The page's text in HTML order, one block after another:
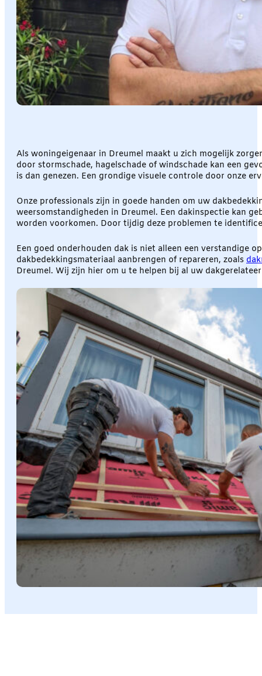
Als woningeigenaar in Dreumel maakt u zich mogelijk
door stormschade, hagelschade of windschade kan een
is dan genezen. Een grondige visuele controle door onze
Onze professionals zijn in goede handen om uw
weersomstandigheden in Dreumel. Een dakinspectie kan
worden voorkomen. Door tijdig deze problemen te
Een goed onderhouden dak is niet alleen een verstandige
dakbedekkingsmateriaal aanbrengen of repareren, zoals
Dreumel. Wij zijn hier om u te helpen bij al uw